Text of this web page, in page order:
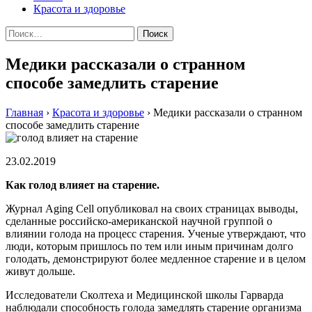
Красота и здоровье
Найти:
Медики рассказали о странном
способе замедлить старение
Главная › Красота и здоровье › Медики рассказали о странном
способе замедлить старение
23.02.2019
Как голод влияет на старение.
Журнал Aging Cell опубликовал на своих страницах выводы,
сделанные российско-американской научной группой о
влиянии голода на процесс старения. Ученые утверждают, что
люди, которым пришлось по тем или иным причинам долго
голодать, демонстрируют более медленное старение и в целом
живут дольше.
Исследователи Сколтеха и Медицинской школы Гарварда
наблюдали способность голода замедлять старение организма